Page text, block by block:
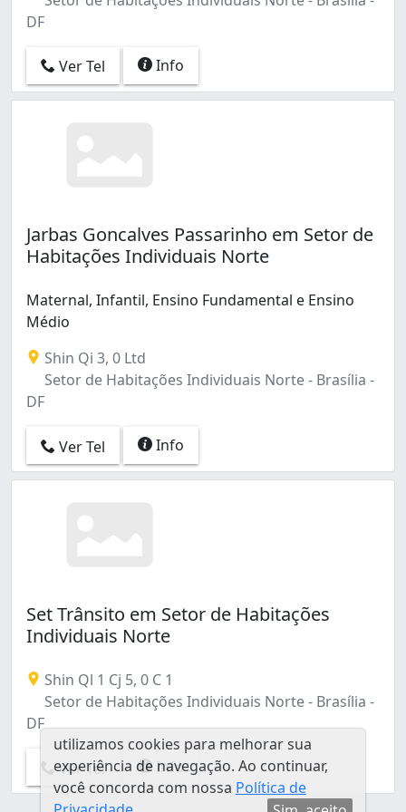
Taguatinga Centro (1)
Taguatinga Centro (Taguatinga) (1)
Taguatinga Sul (2)
Taguatinga Sul (Taguatinga) (2)
DF
Ver Tel Info
Jarbas Goncalves Passarinho em Setor de
Habitações Individuais Norte
Maternal, Infantil, Ensino Fundamental e Ensino
Médio
Shin Qi 3, 0 Ltd
Setor de Habitações Individuais Norte - Brasília -
DF
Ver Tel Info
Set Trânsito em Setor de Habitações
Individuais Norte
Shin Ql 1 Cj 5, 0 C 1
Setor de Habitações Individuais Norte - Brasília -
DF
Ver Tel Info
utilizamos cookies para melhorar sua
experiência de navegação. Ao continuar,
você concorda com nossa Política de